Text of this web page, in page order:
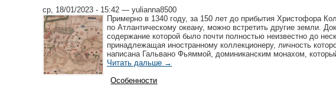
ср, 18/01/2023 - 15:42 — yulianna8500
Примерно в 1340 году, за 150 лет до прибытия Христофора
по Атлантическому океану, можно встретить другие земли.
содержание которой было почти полностью неизвестно до
принадлежащая иностранному коллекционеру, личность
написана Гальвано Фьяммой, доминиканским монахом,
Читать дальше →
Особенности